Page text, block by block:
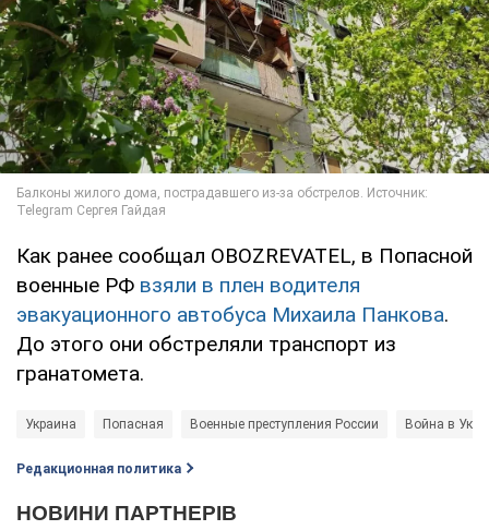
Как ранее сообщал OBOZREVATEL, в Попасной
военные РФ взяли в плен водителя
эвакуационного автобуса Михаила Панкова.
До этого они обстреляли транспорт из
гранатомета.
Украина Попасная Военные преступления России Война в
Редакционная политика